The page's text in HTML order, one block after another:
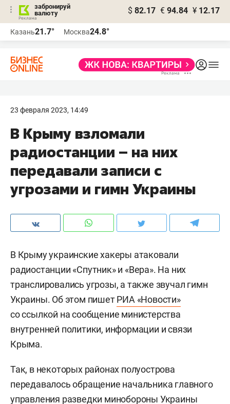
забронируй
валюту
$ 82.17 € 94.84 ¥ 12.17
Казань21.7° Москва24.8°
23 февраля 2023, 14:49
В Крыму взломали
радиостанции – на них
передавали записи с
угрозами и гимн Украины
В Крыму украинские хакеры атаковали
радиостанции «Спутник» и «Вера». На них
транслировались угрозы, а также звучал гимн
Украины. Об этом пишетРИА «Новости»
со ссылкой на сообщение министерства
внутренней политики, информации и связи
Крыма.
Так, в некоторых районах полуострова
передавалось обращение начальника главного
управления разведки минобороны Украины